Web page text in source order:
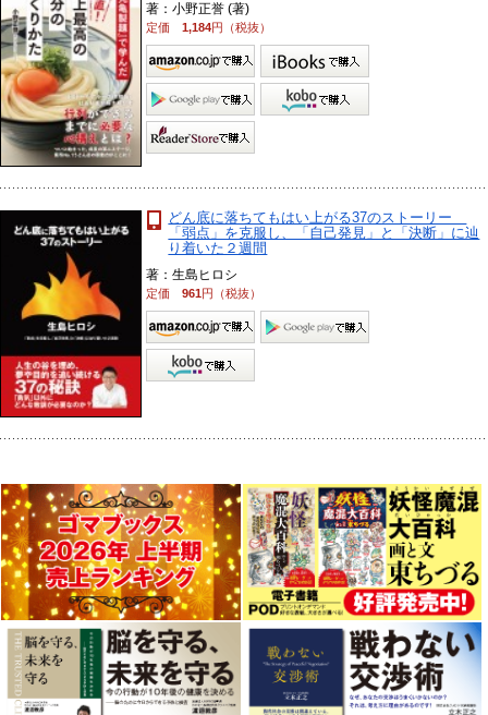
著：小野正誉 (著)
定価1,184円（税抜）
どん底に落ちてもはい上がる37のストーリー
「弱点」を克服し、「自己発見」と「決断」に辿
り着いた２週間
著：生島ヒロシ
定価961円（税抜）